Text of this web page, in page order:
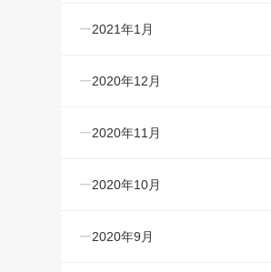
2021年1月
2020年12月
2020年11月
2020年10月
2020年9月